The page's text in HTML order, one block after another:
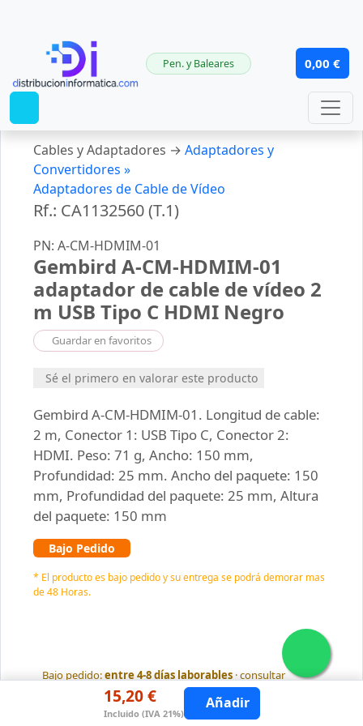
Pen. y Baleares 0,00 €
Cables y Adaptadores → Adaptadores y
Convertidores »
Adaptadores de Cable de Vídeo
Rf.: CA1132560 (T.1)
PN: A-CM-HDMIM-01
Gembird A-CM-HDMIM-01
adaptador de cable de vídeo 2
m USB Tipo C HDMI Negro
Guardar en favoritos
Sé el primero en valorar este producto
Gembird A-CM-HDMIM-01. Longitud de cable:
2 m, Conector 1: USB Tipo C, Conector 2:
HDMI. Peso: 71 g, Ancho: 150 mm,
Profundidad: 25 mm. Ancho del paquete: 150
mm, Profundidad del paquete: 25 mm, Altura
del paquete: 150 mm
Bajo Pedido
* El producto es bajo pedido y su entrega se podrá demorar mas
de 48 Horas.
Bajo pedido:entre 4-8 días laborables · consultar
Stock en España
Envío desde Península
15,20 €
Incluido (IVA 21%)
Añadir